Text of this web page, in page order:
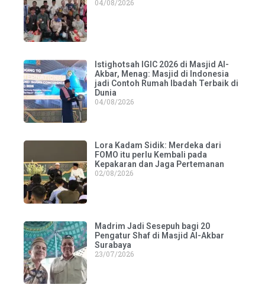
04/08/2026
Istighotsah IGIC 2026 di Masjid Al-
Akbar, Menag: Masjid di Indonesia
jadi Contoh Rumah Ibadah Terbaik di
Dunia
04/08/2026
Lora Kadam Sidik: Merdeka dari
FOMO itu perlu Kembali pada
Kepakaran dan Jaga Pertemanan
02/08/2026
Madrim Jadi Sesepuh bagi 20
Pengatur Shaf di Masjid Al-Akbar
Surabaya
23/07/2026